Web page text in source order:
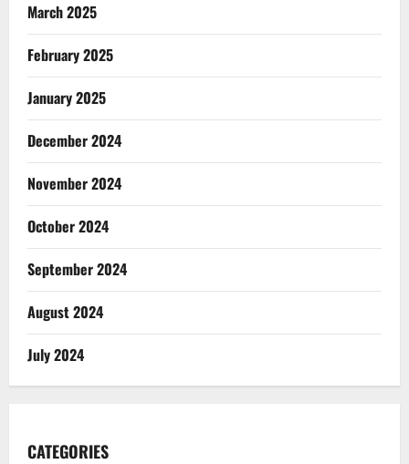
March 2025
February 2025
January 2025
December 2024
November 2024
October 2024
September 2024
August 2024
July 2024
CATEGORIES